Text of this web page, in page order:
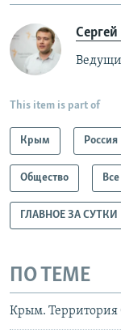
This item is part of
Крым Россия
Общество
ГЛАВНОЕ ЗА СУТКИ
ПО ТЕМЕ
Крым. Территория